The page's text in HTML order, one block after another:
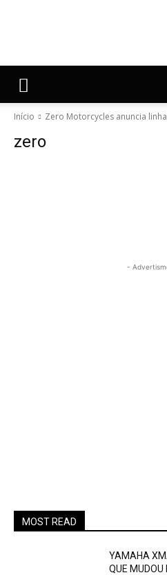
Início Zero Motorcycles anuncia
zero
-
MOST READ
YAMAHA
QUE MUDOU